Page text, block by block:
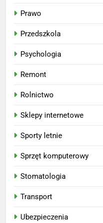
Prawo
Przedszkola
Psychologia
Remont
Rolnictwo
Sklepy internetowe
Sporty letnie
Sprzęt komputerowy
Stomatologia
Transport
Ubezpieczenia